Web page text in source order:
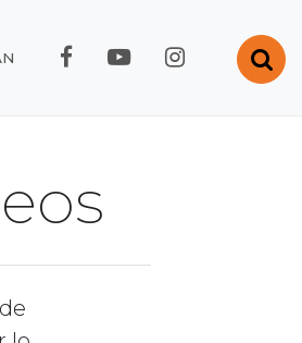
FACEBOOK RMC
YOUTUBE RMC